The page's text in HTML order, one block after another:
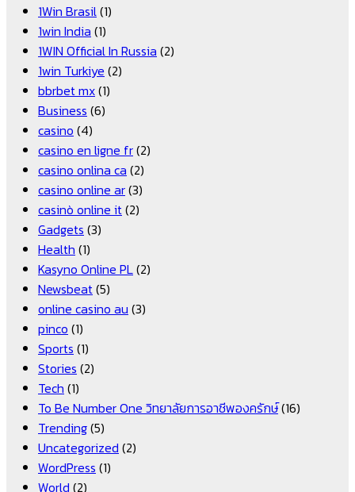
1Win Brasil(1)
1win India (1)
1WIN Official In Russia (2)
1win Turkiye (2)
bbrbet mx(1)
Business (6)
casino (4)
casino en ligne fr(2)
casino onlina ca (2)
casino online ar(3)
casinò online it(2)
Gadgets (3)
Health (1)
Kasyno Online PL(2)
Newsbeat(5)
online casino au (3)
pinco (1)
Sports (1)
Stories (2)
Tech (1)
To Be Number One วิทยาลัยการอาชีพองครักษ์(16)
Trending(5)
Uncategorized (2)
WordPress (1)
World (2)